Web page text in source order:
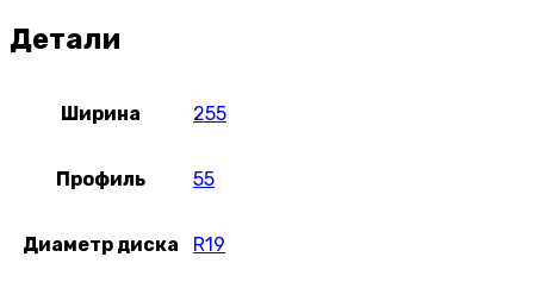
Детали
Ширина 255
Профиль 55
Диаметр диска R19